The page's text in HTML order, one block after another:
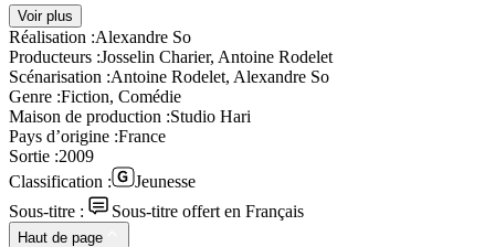
Voir plus
Réalisation :Alexandre So
Producteurs :Josselin Charier, Antoine Rodelet
Scénarisation :Antoine Rodelet, Alexandre So
Genre :Fiction, Comédie
Maison de production :Studio Hari
Pays d’origine :France
Sortie :2009
Classification :
Jeunesse
Sous-titre :
Sous-titre offert en Français
Haut de page